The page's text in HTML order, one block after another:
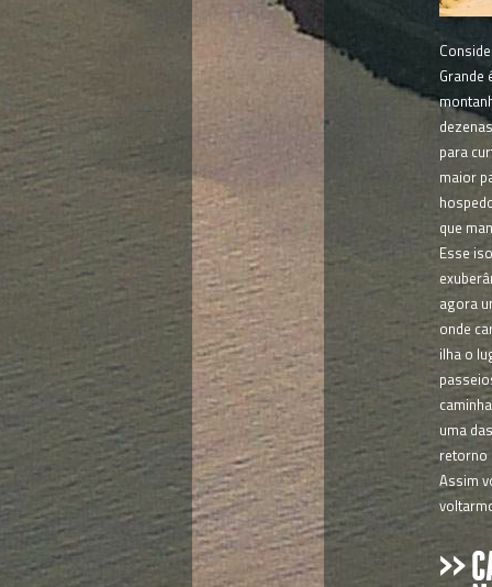
Grande
para
maior
que
Esse
agora
onde
ilha o
uma
retorno
Assim
>>